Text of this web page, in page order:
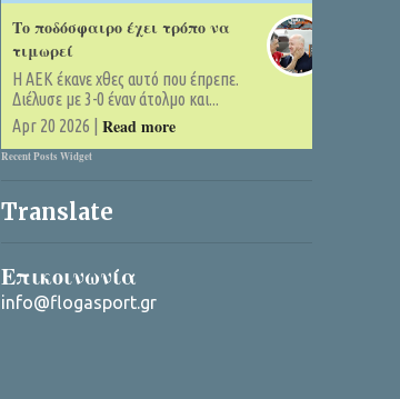
Το ποδόσφαιρο έχει τρόπο να
τιμωρεί
Η ΑΕΚ έκανε χθες αυτό που έπρεπε.
Διέλυσε με 3-0 έναν άτολμο και...
Apr 20 2026 | Read more
Recent Posts Widget
Translate
Επικοινωνία
info@flogasport.gr